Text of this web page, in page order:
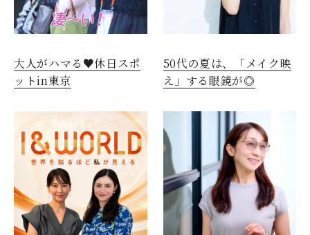
大人がハマる♥休日スポ
ットin東京
50代の夏は、「メイク映
え」する眼鏡が◎